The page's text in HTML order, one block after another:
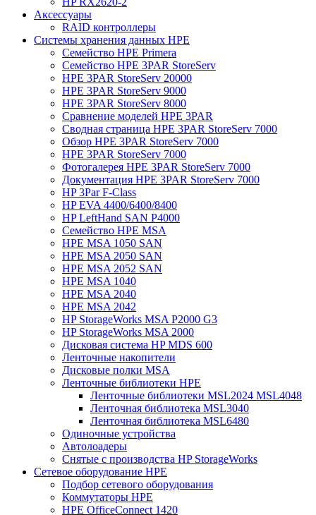
Аксессуары
RAID контроллеры
Системы хранения данных HPE
Семейство HPE Primera
Семейство HPE 3PAR StoreServ
HPE 3PAR StoreServ 20000
HPE 3PAR StoreServ 9000
HPE 3PAR StoreServ 8000
Сравнение моделей HPE 3PAR
Сводная страница HPE 3PAR StoreServ 7000
Обзор HPE 3PAR StoreServ 7000
HPE 3PAR StoreServ 7000
Фотогалерея HPE 3PAR StoreServ 7000
Документация HPE 3PAR StoreServ 7000
HP 3Par F-Class
HP EVA 4400/6400/8400
HP LeftHand SAN P4000
Семейство HPE MSA
HPE MSA 1050 SAN
HPE MSA 2050 SAN
HPE MSA 2052 SAN
HPE MSA 1040
HPE MSA 2040
HPE MSA 2042
HP StorageWorks MSA P2000 G3
HP StorageWorks MSA 2000
Дисковая система HP MDS 600
Ленточные накопители
Дисковые полки MSA
Ленточные библиотеки HPE
Ленточные библиотеки MSL2024 MSL4048
Ленточная библиотека MSL3040
Ленточная библиотека MSL6480
Одиночные устройства
Автолоадеры
Снятые с производства HP StorageWorks
Сетевое оборудование HPE
Подбор сетевого оборудования
Коммутаторы HPE
HPE OfficeConnect 1420